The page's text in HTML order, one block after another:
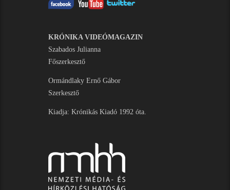
KRÓNIKA VIDEÓMAGAZIN
Szabados Julianna
Főszerkesztő
Ormándlaky Ernő Gábor
Szerkesztő
Kiadja: Krónikás Kiadó 1992 óta.